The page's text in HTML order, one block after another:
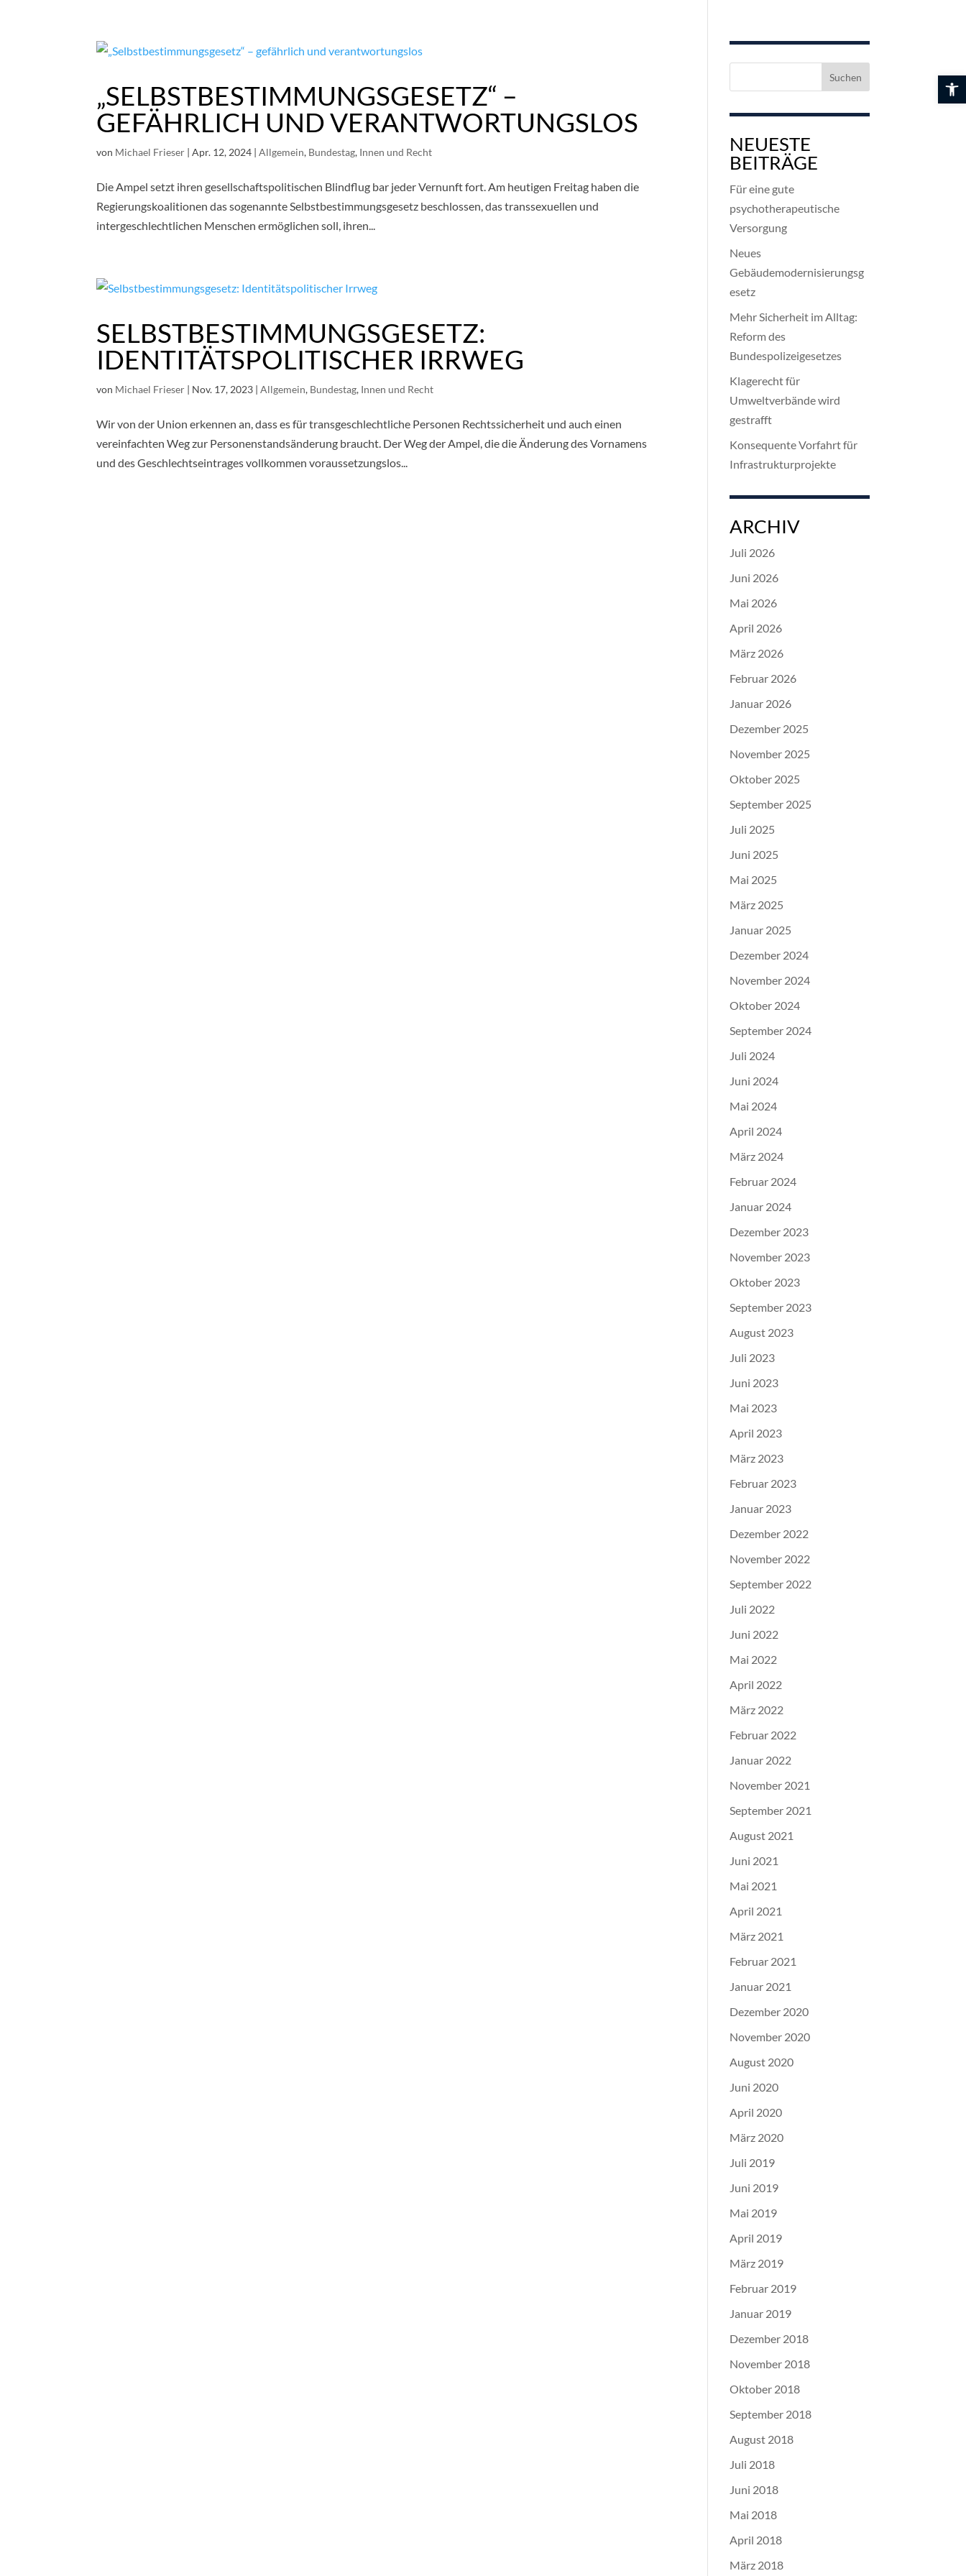
„SELBSTBESTIMMUNGSGESETZ“ –
GEFÄHRLICH UND VERANTWORTUNGSLOS
von Michael Frieser |Apr. 12, 2024 |Allgemein, Bundestag, Innen und Recht
Die Ampel setzt ihren gesellschaftspolitischen Blindflug bar jeder Vernunft fort. Am heutigen Freitag haben die
Regierungskoalitionen das sogenannte Selbstbestimmungsgesetz beschlossen, das transsexuellen und
intergeschlechtlichen Menschen ermöglichen soll, ihren...
SELBSTBESTIMMUNGSGESETZ:
IDENTITÄTSPOLITISCHER IRRWEG
von Michael Frieser | Nov. 17, 2023 |Allgemein, Bundestag, Innen und Recht
Wir von der Union erkennen an, dass es für transgeschlechtliche Personen Rechtssicherheit und auch einen
vereinfachten Weg zur Personenstandsänderung braucht. Der Weg der Ampel, die die Änderung des Vornamens
und des Geschlechtseintrages vollkommen voraussetzungslos...
NEUESTE
BEITRÄGE
Für eine gute
psychotherapeutische
Versorgung
Neues
Gebäudemodernisierungsg
esetz
Mehr Sicherheit im Alltag:
Reform des
Bundespolizeigesetzes
Klagerecht für
Umweltverbände wird
gestrafft
Konsequente Vorfahrt für
Infrastrukturprojekte
ARCHIV
Juli 2026
Juni 2026
Mai 2026
April 2026
März 2026
Februar 2026
Januar 2026
Dezember 2025
November 2025
Oktober 2025
September 2025
Juli 2025
Juni 2025
Mai 2025
März 2025
Januar 2025
Dezember 2024
November 2024
Oktober 2024
September 2024
Juli 2024
Juni 2024
Mai 2024
April 2024
März 2024
Februar 2024
Januar 2024
Dezember 2023
November 2023
Oktober 2023
September 2023
August 2023
Juli 2023
Juni 2023
Mai 2023
April 2023
März 2023
Februar 2023
Januar 2023
Dezember 2022
November 2022
September 2022
Juli 2022
Juni 2022
Mai 2022
April 2022
März 2022
Februar 2022
Januar 2022
November 2021
September 2021
August 2021
Juni 2021
Mai 2021
April 2021
März 2021
Februar 2021
Januar 2021
Dezember 2020
November 2020
August 2020
Juni 2020
April 2020
März 2020
Juli 2019
Juni 2019
Mai 2019
April 2019
März 2019
Februar 2019
Januar 2019
Dezember 2018
November 2018
Oktober 2018
September 2018
August 2018
Juli 2018
Juni 2018
Mai 2018
April 2018
März 2018